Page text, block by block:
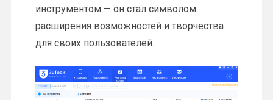
инструментом — он стал символом
расширения возможностей и творчества
для своих пользователей.